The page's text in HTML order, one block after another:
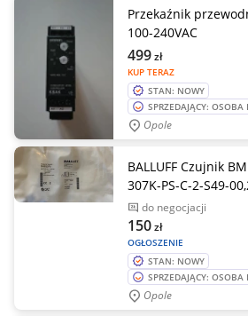
Przekaźnik
100-240VAC
KUP TERAZ
499zł
STAN: NOWY
SPRZEDAJĄCY: OSOBA
Opole
BALLUFF Czujnik
307K-PS-C-2-S49-
do negocjacji
OGŁOSZENIE
150zł
STAN: NOWY
SPRZEDAJĄCY: OSOBA
Opole